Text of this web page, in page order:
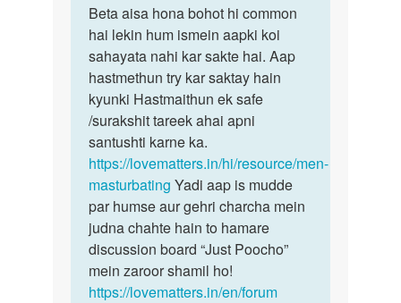
to
Main
sex
karma
chahta
hu
by
Ashok
Beta
aisa
hona
bohot
hi…
Beta aisa hona bohot hi common
hai lekin hum ismein aapki koi
sahayata nahi kar sakte hai. Aap
hastmethun try kar saktay hain
kyunki Hastmaithun ek safe
/surakshit tareek ahai apni
santushti karne ka.
https://lovematters.in/hi/resource/men-
masturbating Yadi aap is mudde
par humse aur gehri charcha mein
judna chahte hain to hamare
discussion board “Just Poocho”
mein zaroor shamil ho!
https://lovematters.in/en/forum